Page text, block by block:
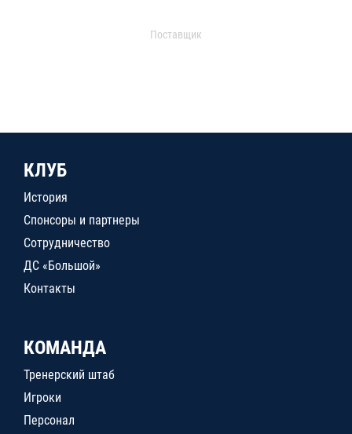
Поставщик
КЛУБ
История
Спонсоры и партнеры
Сотрудничество
ДС «Большой»
Контакты
КОМАНДА
Тренерский штаб
Игроки
Персонал